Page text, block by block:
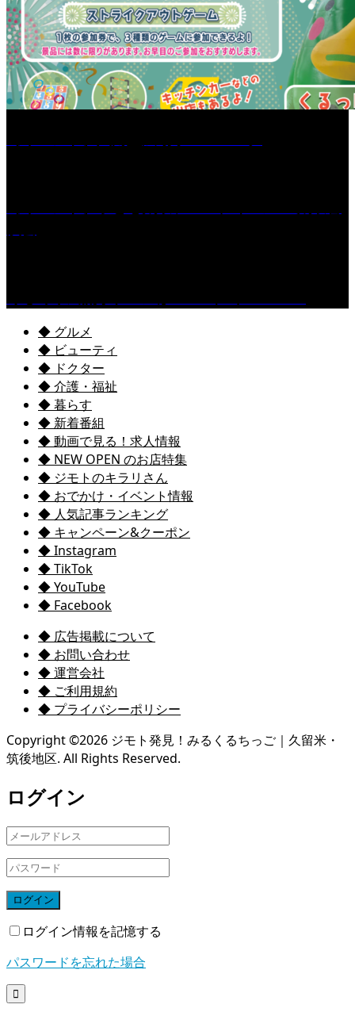
◆ グルメ
◆ ビューティ
◆ ドクター
◆ 介護・福祉
◆ 暮らす
◆ 新着番組
◆ 動画で見る！求人情報
◆ NEW OPEN のお店特集
◆ ジモトのキラリさん
◆ おでかけ・イベント情報
◆ 人気記事ランキング
◆ キャンペーン&クーポン
◆ Instagram
◆ TikTok
◆ YouTube
◆ Facebook
◆ 広告掲載について
◆ お問い合わせ
◆ 運営会社
◆ ご利用規約
◆ プライバシーポリシー
Copyright ©2026 ジモト発見！みるくるちっご｜久留米・
筑後地区. All Rights Reserved.
ログイン
ログイン
ログイン情報を記憶する
パスワードを忘れた場合
